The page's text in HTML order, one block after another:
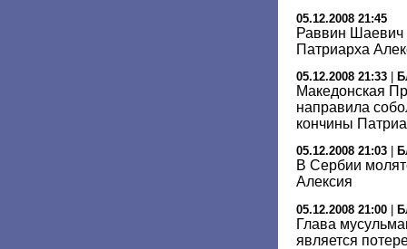
05.12.2008 21:45
Раввин Шаевич
Патриарха
05.12.2008 21:33
Македонская
направила
кончины
05.12.2008 21:03
В Сербии
Алексия
05.12.2008 21:00 |
Глава
является